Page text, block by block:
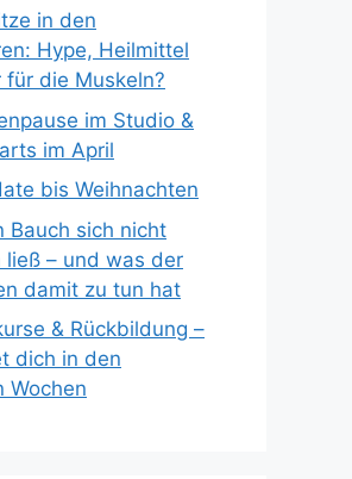
in den
Hype, Heilmittel
für die Muskeln?
im Studio &
im April
bis Weihnachten
Bauch sich nicht
ließ – und was der
damit zu tun hat
& Rückbildung –
dich in den
Wochen